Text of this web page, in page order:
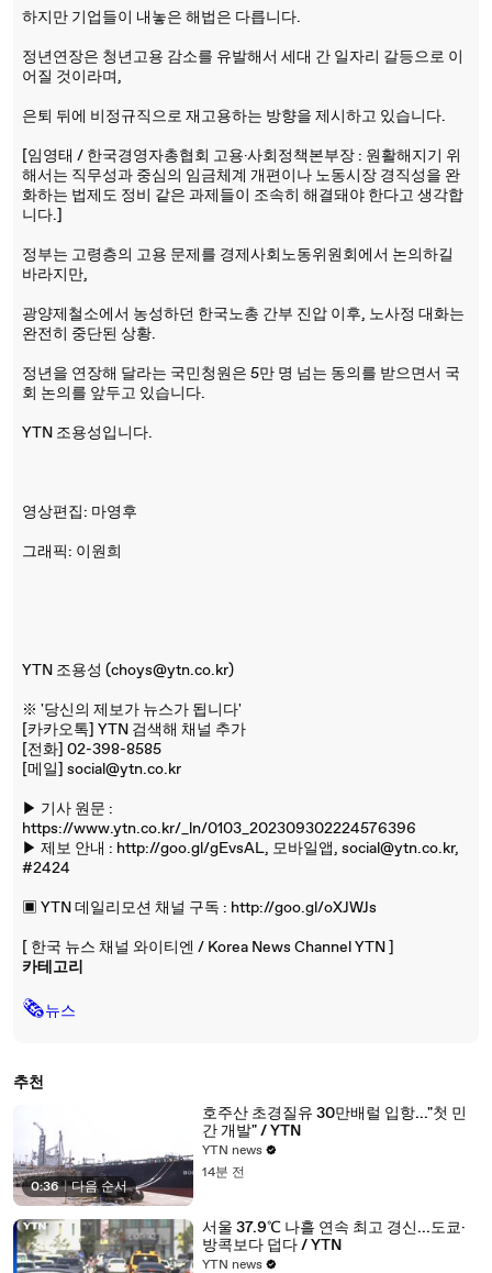
하지만 기업들이 내놓은 해법은 다릅니다.
정년연장은 청년고용 감소를 유발해서 세대 간 일자리 갈등으로 이
어질 것이라며,
은퇴 뒤에 비정규직으로 재고용하는 방향을 제시하고 있습니다.
[임영태 / 한국경영자총협회 고용·사회정책본부장 : 원활해지기 위
해서는 직무성과 중심의 임금체계 개편이나 노동시장 경직성을 완
화하는 법제도 정비 같은 과제들이 조속히 해결돼야 한다고 생각합
니다.]
정부는 고령층의 고용 문제를 경제사회노동위원회에서 논의하길
바라지만,
광양제철소에서 농성하던 한국노총 간부 진압 이후, 노사정 대화는
완전히 중단된 상황.
정년을 연장해 달라는 국민청원은 5만 명 넘는 동의를 받으면서 국
회 논의를 앞두고 있습니다.
YTN 조용성입니다.
영상편집: 마영후
그래픽: 이원희
YTN 조용성 (choys@ytn.co.kr)
※ '당신의 제보가 뉴스가 됩니다'
[카카오톡] YTN 검색해 채널 추가
[전화] 02-398-8585
[메일] social@ytn.co.kr
▶ 기사 원문 :
https://www.ytn.co.kr/_ln/0103_202309302224576396
▶ 제보 안내 : http://goo.gl/gEvsAL, 모바일앱, social@ytn.co.kr,
#2424
▣ YTN 데일리모션 채널 구독 : http://goo.gl/oXJWJs
[ 한국 뉴스 채널 와이티엔 / Korea News Channel YTN ]
카테고리
🗞뉴스
추천
0:36 | 다음 순서
호주산 초경질유 30만배럴 입항..."첫 민
간 개발" / YTN
YTN news
14분 전
서울 37.9℃ 나흘 연속 최고 경신...도쿄·
방콕보다 덥다 / YTN
YTN news